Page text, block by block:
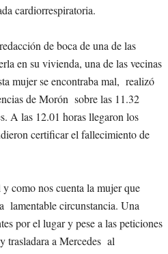
cardiorrespiratoria.
de boca de una de las
en su vivienda, una de las vecinas
mujer se encontraba mal, realizó
de Morón sobre las 11.32
A las 12.01 horas llegaron los
certificar el fallecimiento de
como nos cuenta la mujer que
lamentable circunstancia. Una
por el lugar y pese a las peticiones
trasladara a Mercedes al